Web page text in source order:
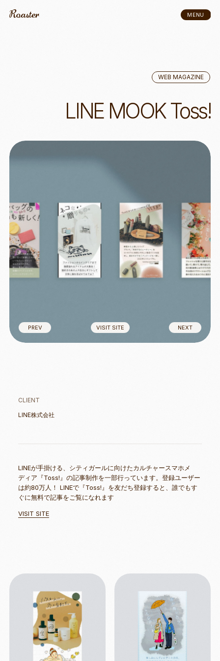
MENU
WEB MAGAZINE
LINE MOOK Toss!
PREV VISIT SITE NEXT
CLIENT
LINE株式会社
LINEが手掛ける、シティガールに向けたカルチャースマホメ
ディア『Toss!』の記事制作を一部行っています。登録ユーザー
は約80万人！ LINEで『Toss!』を友だち登録すると、誰でもす
ぐに無料で記事をご覧になれます
VISIT SITE